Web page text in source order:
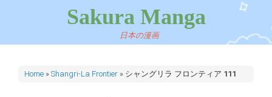
Sakura Manga
日本の漫画
Home » Shangri-La Frontier » シャングリラ フロンティア 111